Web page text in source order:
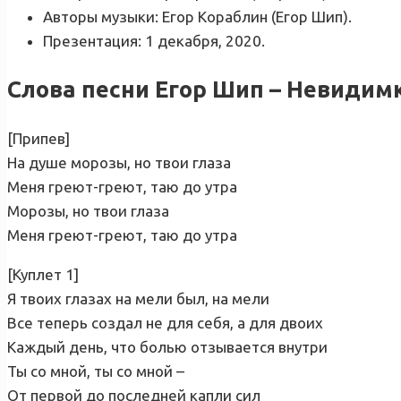
Авторы музыки: Егор Кораблин (Егор Шип).
Презентация: 1 декабря, 2020.
Слова песни Егор Шип –
[Припев]
На душе морозы, но твои глаза
Меня греют-греют, таю до утра
Морозы, но твои глаза
Меня греют-греют, таю до утра
[Куплет 1]
Я твоих глазах на мели был, на мели
Все теперь создал не для себя, а для двоих
Каждый день, что болью отзывается внутри
Ты со мной, ты со мной –
От первой до последней капли сил